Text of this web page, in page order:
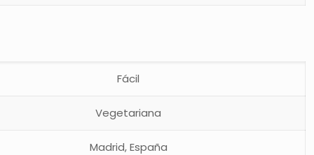
Fácil
Vegetariana
Madrid, España